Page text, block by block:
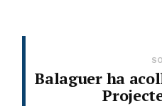
Balaguer ha